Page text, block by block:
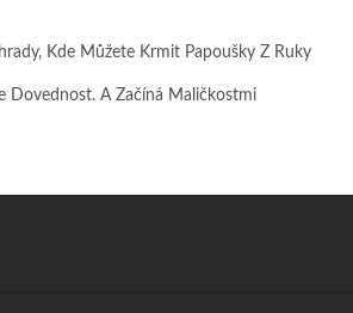
Kde Můžete Krmit Papoušky Z Ruky
Dovednost. A Začíná Maličkostmi